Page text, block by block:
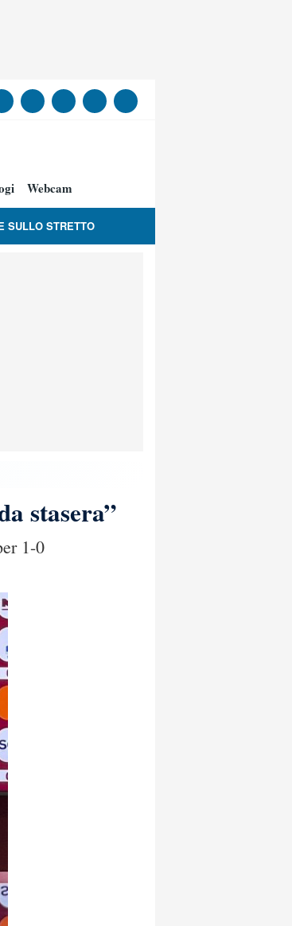
Webcam
SULLO STRETTO
stasera”
1-0